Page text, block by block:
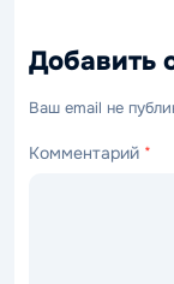
Добавить
Ваш email не
Комментарий *